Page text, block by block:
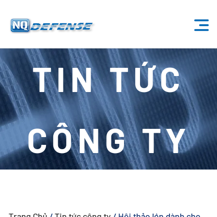
Trang Chủ
Sản Phẩm
- Hệ Thống Anti-Drone
- - Hệ Thống Anti-Drone Cố Định
- - - ND-BU001 Hệ Thống Anti-Drone Tiêu Chuẩn
- - - ND-BU002 Hệ Thống Anti-Drone Cao Cấp
- - - ND-BU004 Hệ Thống Anti-Drone An Ninh Cơ Sở
TIN TỨC
CÔNG TY